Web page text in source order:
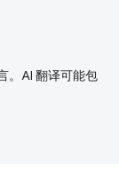
。AI 翻译可能包